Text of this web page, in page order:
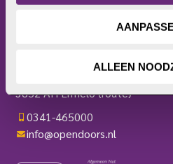
ALLEEN
3852 AH Ermelo(route)
0341-465000
info@opendoors.nl